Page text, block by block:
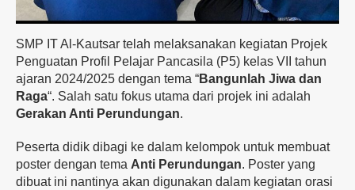
SMP IT Al-Kautsar telah melaksanakan kegiatan Projek
Penguatan Profil Pelajar Pancasila (P5) kelas VII tahun
ajaran 2024/2025 dengan tema “Bangunlah Jiwa dan
Raga“. Salah satu fokus utama dari projek ini adalah
Gerakan Anti Perundungan.
Peserta didik dibagi ke dalam kelompok untuk membuat
poster dengan tema Anti Perundungan. Poster yang
dibuat ini nantinya akan digunakan dalam kegiatan orasi